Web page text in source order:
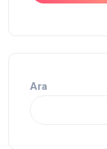
Ara